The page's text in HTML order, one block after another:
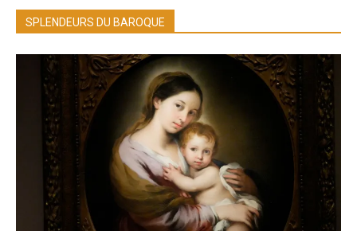
SPLENDEURS DU BAROQUE